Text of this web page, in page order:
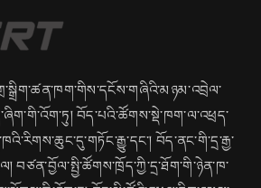
བོད་པའི་ཚོགས་སྡེ་ཁག་ལ་འཕྲད་
བོད་ནང་གི་དྲ་རྒྱ་
བཙན་བྱོལ་སྤྱི་ཚོགས་ཁྲོད་ཀྱི་དྲ་ཐོག་གི་ཉེན་ཁ་